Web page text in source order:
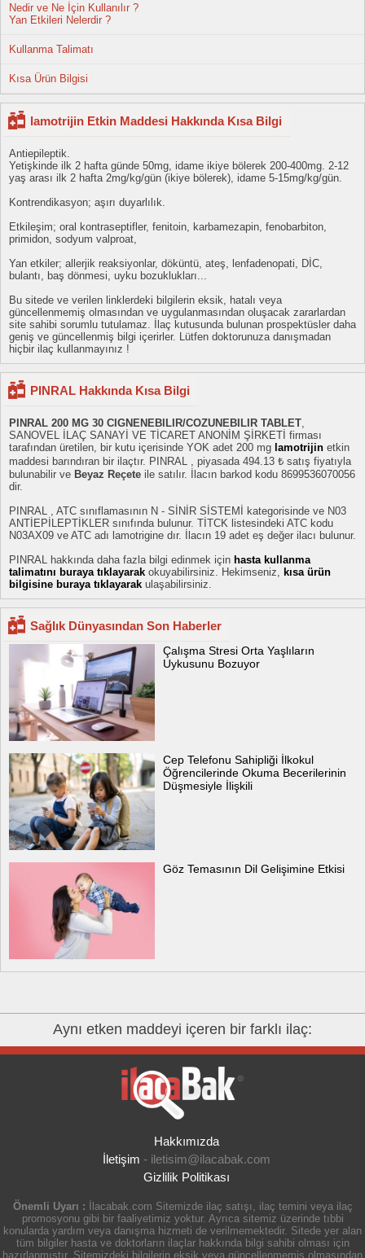
Nedir ve Ne İçin Kullanılır ?
Yan Etkileri Nelerdir ?
Kullanma Talimatı
Kısa Ürün Bilgisi
lamotrijin Etkin Maddesi Hakkında Kısa Bilgi
Antiepileptik.
Yetişkinde ilk 2 hafta günde 50mg, idame ikiye bölerek 200-400mg. 2-12
yaş arası ilk 2 hafta 2mg/kg/gün (ikiye bölerek), idame 5-15mg/kg/gün.
Kontrendikasyon; aşırı duyarlılık.
Etkileşim; oral kontraseptifler, fenitoin, karbamezapin, fenobarbiton,
primidon, sodyum valproat,
Yan etkiler; allerjik reaksiyonlar, döküntü, ateş, lenfadenopati, DİC,
bulantı, baş dönmesi, uyku bozuklukları...
Bu sitede ve verilen linklerdeki bilgilerin eksik, hatalı veya
güncellenmemiş olmasından ve uygulanmasından oluşacak zararlardan
site sahibi sorumlu tutulamaz. İlaç kutusunda bulunan prospektüsler daha
geniş ve güncellenmiş bilgi içerirler. Lütfen doktorunuza danışmadan
hiçbir ilaç kullanmayınız !
PINRAL Hakkında Kısa Bilgi
PINRAL 200 MG 30 CIGNENEBILIR/COZUNEBILIR TABLET
SANOVEL İLAÇ SANAYİ VE TİCARET ANONİM ŞİRKETİ firması
tarafından üretilen, bir kutu içerisinde YOK adet 200 mg lamotrijin etkin
maddesi barındıran bir ilaçtır. PINRAL , piyasada 494.13 ₺ satış fiyatıyla
bulunabilir ve Beyaz Reçete ile satılır. İlacın barkod kodu 8699536070056
dir.
PINRAL , ATC sınıflamasının N - SİNİR SİSTEMİ kategorisinde ve N03
ANTİEPİLEPTİKLER sınıfında bulunur. TİTCK listesindeki ATC kodu
N03AX09 ve ATC adı lamotrigine dır. İlacın 19 adet eş değer ilacı bulunur.
PINRAL hakkında daha fazla bilgi edinmek için hasta kullanma
talimatını buraya tıklayarak okuyabilirsiniz. Hekimseniz,
kısa ürün
bilgisine buraya tıklayarak ulaşabilirsiniz.
Sağlık Dünyasından Son Haberler
Çalışma Stresi Orta Yaşlıların
Uykusunu Bozuyor
Cep Telefonu Sahipliği İlkokul
Öğrencilerinde Okuma Becerilerinin
Düşmesiyle İlişkili
Göz Temasının Dil Gelişimine Etkisi
Aynı etken maddeyi içeren bir farklı ilaç:
Hakkımızda
İletişim - iletisim@ilacabak.com
Gizlilik Politikası
Önemli Uyarı :
İlacabak.com Sitemizde ilaç satışı, ilaç temini veya ilaç
promosyonu gibi bir faaliyetimiz yoktur. Ayrıca sitemiz üzerinde tıbbi
konularda yardım veya danışma hizmeti de verilmemektedir. Sitede yer alan
tüm bilgiler hasta ve doktorların ilaçlar hakkında bilgi sahibi olması için
hazırlanmıştır. Sitemizdeki bilgilerin eksik veya güncellenmemiş olmasından